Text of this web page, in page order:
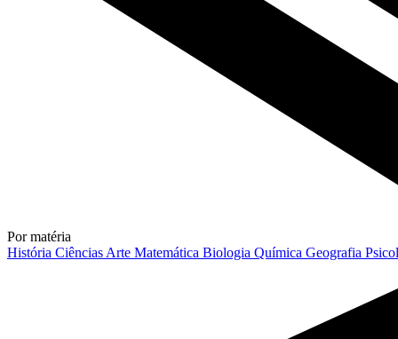
Por matéria
História Ciências Arte Matemática Biologia Química Geografia